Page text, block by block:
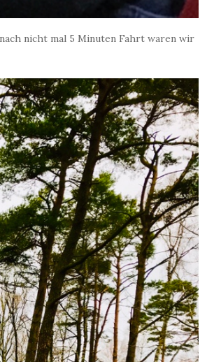
nicht mal 5 Minuten Fahrt waren wir